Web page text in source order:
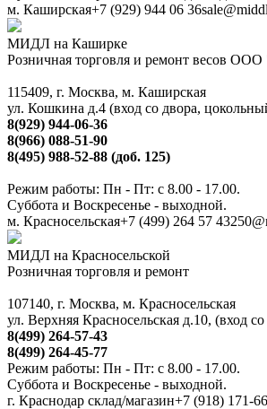
м. Каширская+7 (929) 944 06 36
МИДЛ на Каширке
Розничная торговля и ремонт весов
115409, г. Москва, м. Каширская
ул. Кошкина д.4 (вход со двора,
8(929) 944-06-36
8(966) 088-51-90
8(495) 988-52-88 (доб. 125)
Режим работы: Пн - Пт: с 8.00 - 17.00.
Суббота и Воскресенье - выходной.
м. Красносельская+7 (499) 264 57 43
МИДЛ на Красносельской
Розничная торговля и ремонт
107140, г. Москва, м. Красносельская
ул. Верхняя Красносельская д.10, (вход
8(499) 264-57-43
8(499) 264-45-77
Режим работы: Пн - Пт: с 8.00 - 17.00.
Суббота и Воскресенье - выходной.
г. Краснодар склад/магазин+7 (918) 171-